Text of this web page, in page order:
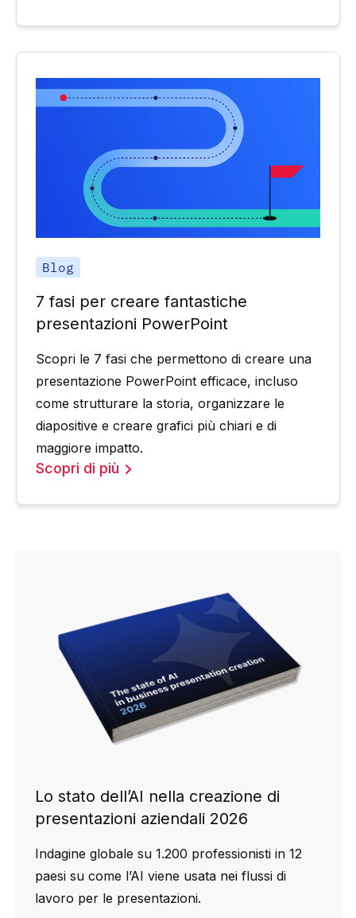
Blog
7 fasi per creare fantastiche
presentazioni PowerPoint
Scopri le 7 fasi che permettono di creare una
presentazione PowerPoint efficace, incluso
come strutturare la storia, organizzare le
diapositive e creare grafici più chiari e di
maggiore impatto.
Scopri di più
Lo stato dell’AI nella creazione di
presentazioni aziendali 2026
Indagine globale su 1.200 professionisti in 12
paesi su come l’AI viene usata nei flussi di
lavoro per le presentazioni.